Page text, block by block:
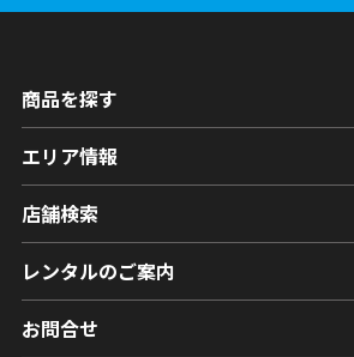
商品を探す
エリア情報
店舗検索
レンタルのご案内
お問合せ